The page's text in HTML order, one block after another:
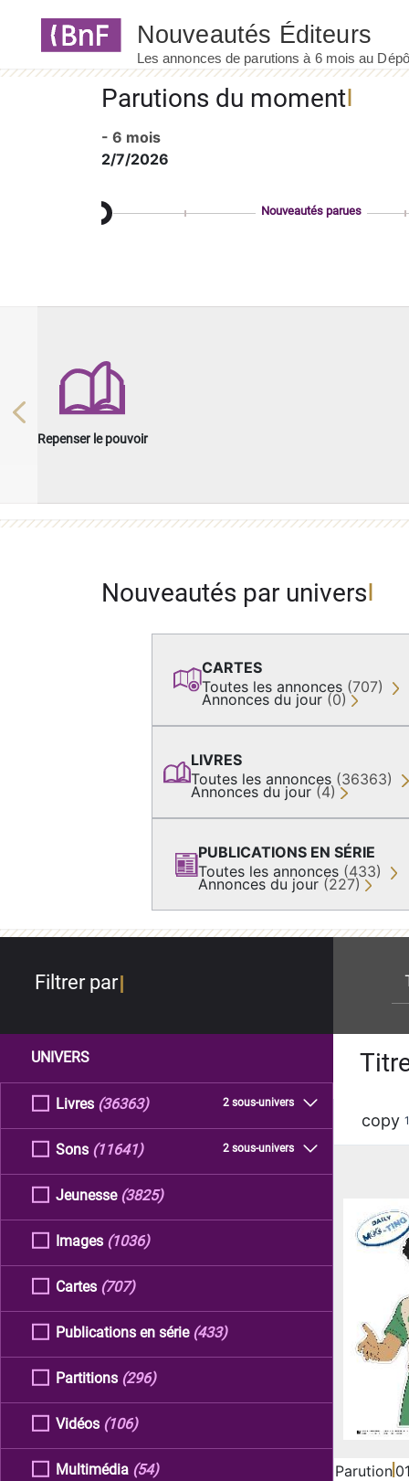
Parutions du moment
- 6 mois
2/7/2026
Nouveautés parues
Repenser le pouvoir
Previous
Nouveautés par univers
CARTES
Toutes les annonces (707)
Annonces du jour (0)
LIVRES
Toutes les annonces (36363)
Annonces du jour (4)
PUBLICATIONS EN SÉRIE
Toutes les annonces (433)
Annonces du jour (227)
Filtrer par
UNIVERS
Livres 2 sous-univers
(36363)
Sons 2 sous-univers
(11641)
Jeunesse (3825)
Images (1036)
Cartes (707)
Publications en série (433)
Partitions (296)
Vidéos (106)
Multimédia (54)
copy
Parution